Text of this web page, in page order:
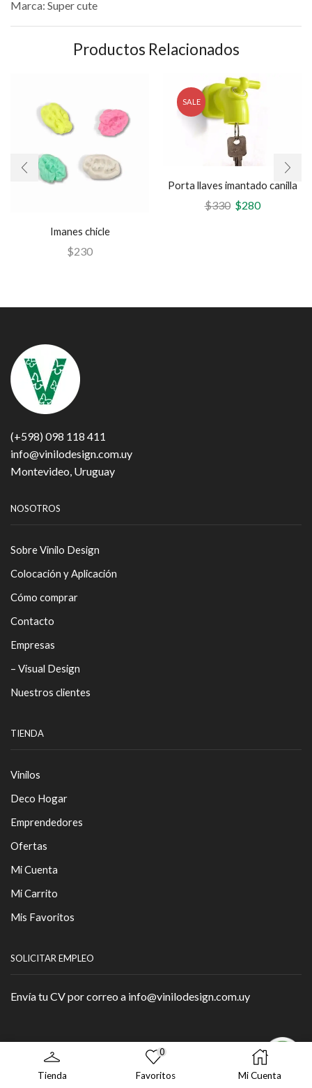
Marca: Super cute
Productos Relacionados
Imanes chicle
$230
SALE
Porta llaves imantado canilla
$330 $280
(+598) 098 118 411
info@vinilodesign.com.uy
Montevideo, Uruguay
NOSOTROS
Sobre Vinilo Design
Colocación y Aplicación
Cómo comprar
Contacto
Empresas
– Visual Design
Nuestros clientes
TIENDA
Vinilos
Deco Hogar
Emprendedores
Ofertas
Mi Cuenta
Mi Carrito
Mis Favoritos
SOLICITAR EMPLEO
Envía tu CV por correo a info@vinilodesign.com.uy
Copyright © 2026 - By Página Web.
Tienda
0
Favoritos Mi Cuenta